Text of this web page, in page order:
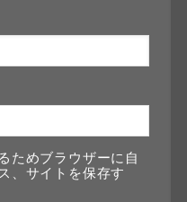
ためブラウザーに自
、サイトを保存す